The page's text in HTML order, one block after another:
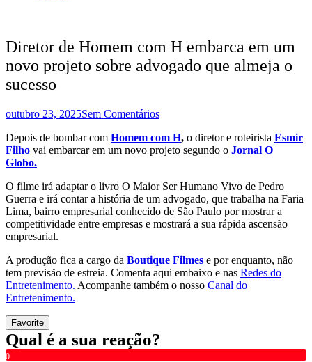
Diretor de Homem com H embarca em um
novo projeto sobre advogado que almeja o
sucesso
outubro 23, 2025Sem Comentários
Depois de bombar com Homem com H, o diretor e roteirista Esmir
Filho vai embarcar em um novo projeto segundo o Jornal O
Globo.
O filme irá adaptar o livro O Maior Ser Humano Vivo de Pedro
Guerra e irá contar a história de um advogado, que trabalha na Faria
Lima, bairro empresarial conhecido de São Paulo por mostrar a
competitividade entre empresas e mostrará a sua rápida ascensão
empresarial.
A produção fica a cargo da Boutique Filmes e por enquanto, não
tem previsão de estreia. Comenta aqui embaixo e nas Redes do
Entretenimento. Acompanhe também o nosso Canal do
Entretenimento.
Favorite
Qual é a sua reação?
0